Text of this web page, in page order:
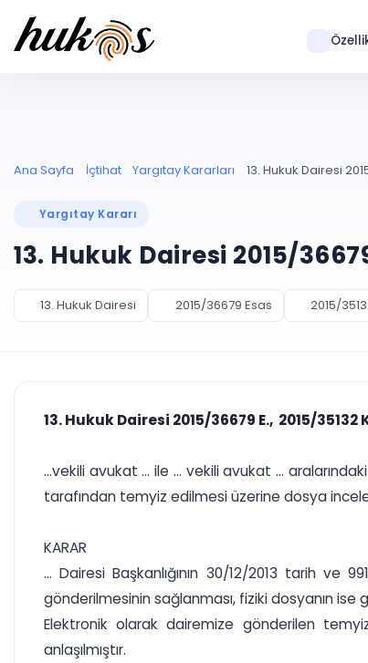
Ana Sayfa İçtihat Yargıtay Kararları 13. Hukuk Dairesi
Yargıtay Kararı
13. Hukuk Dairesi 2015/
13. Hukuk Dairesi 2015/36679 Esas 2015/
13. Hukuk Dairesi 2015/36679 E., 2015/35132
...vekili avukat ... ile ... vekili avukat ...
tarafından temyiz edilmesi üzerine dosya
KARAR
... Dairesi Başkanlığının 30/12/2013 tarih ve
gönderilmesinin sağlanması, fiziki dosyanın
Elektronik olarak dairemize gönderilen
anlaşılmıştır.